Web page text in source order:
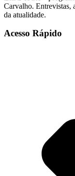
Carvalho. Entrevistas,
da atualidade.
Acesso Rápido